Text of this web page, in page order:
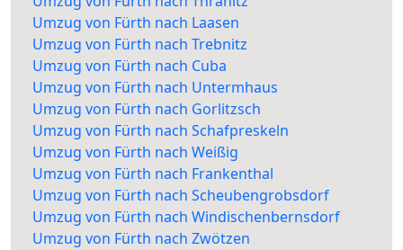
Umzug von Fürth nach Laasen
Umzug von Fürth nach Trebnitz
Umzug von Fürth nach Cuba
Umzug von Fürth nach Untermhaus
Umzug von Fürth nach Gorlitzsch
Umzug von Fürth nach Schafpreskeln
Umzug von Fürth nach Weißig
Umzug von Fürth nach Frankenthal
Umzug von Fürth nach Scheubengrobsdorf
Umzug von Fürth nach Windischenbernsdorf
Umzug von Fürth nach Zwötzen